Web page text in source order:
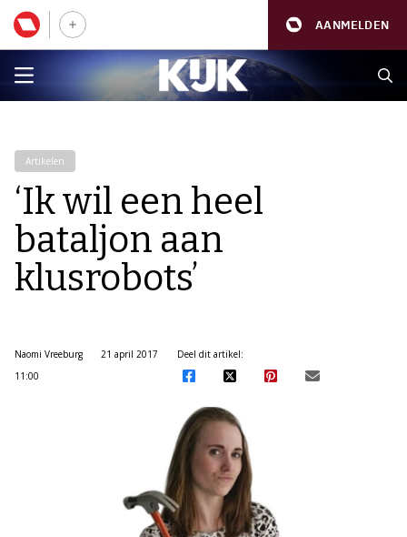
AANMELDEN
Artikelen
‘Ik wil een heel
bataljon aan
klusrobots’
Naomi Vreeburg
21 april 2017
11:00
Deel dit artikel: